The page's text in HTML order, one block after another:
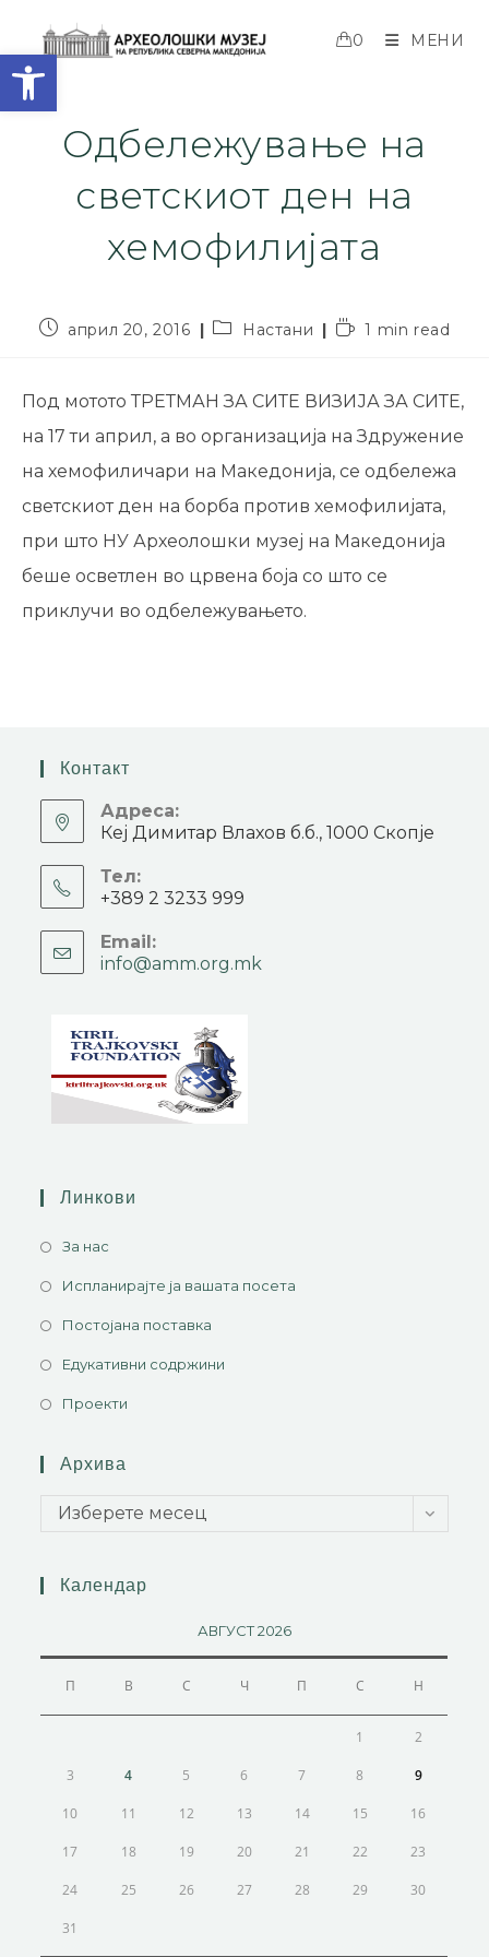
Open toolbar
0 МЕНИ
Одбележување на
светскиот ден на
хемофилијата
април 20, 2016 Настани 1 min read
Под мотото ТРЕТМАН ЗА СИТЕ ВИЗИЈА ЗА СИТЕ,
на 17 ти април, а во организација на Здружение
на хемофиличари на Македонија, се одбележа
светскиот ден на борба против хемофилијата,
при што НУ Археолошки музеј на Македонија
беше осветлен во црвена боја со што се
приклучи во одбележувањето.
Контакт
Адреса:
Кеј Димитар Влахов б.б., 1000 Скопје
Тел:
+389 2 3233 999
Email:
info@amm.org.mk
Линкови
За нас
Испланирајте ја вашата посета
Постојана поставка
Едукативни содржини
Проекти
Архива
Изберете месец
Календар
АВГУСТ 2026
П В С Ч П С Н
1 2
3 4 5 6 7 8 9
10 11 12 13 14 15 16
17 18 19 20 21 22 23
24 25 26 27 28 29 30
31